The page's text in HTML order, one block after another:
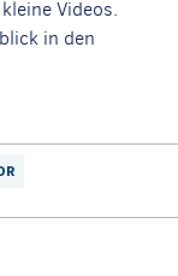
Videos.
in den